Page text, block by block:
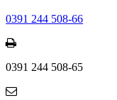
0391 244 508-66
0391 244 508-65